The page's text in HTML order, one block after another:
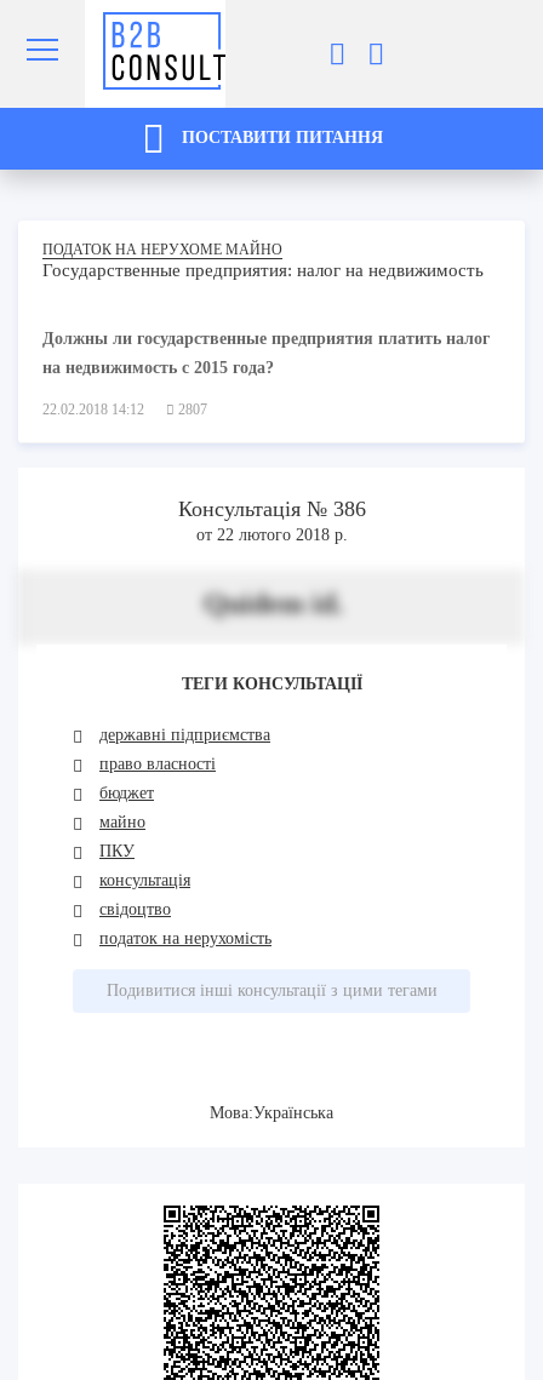
ПОСТАВИТИ ПИТАННЯ
ПОДАТОК НА НЕРУХОМЕ МАЙНО
Государственные предприятия: налог на недвижимость
Должны ли государственные предприятия платить налог
на недвижимость с 2015 года?
22.02.2018 14:12 2807
Консультація № 386
от 22 лютого 2018 р.
Quidem id.
ТЕГИ КОНСУЛЬТАЦІЇ
державні підприємства
право власності
бюджет
майно
ПКУ
консультація
свідоцтво
податок на нерухомість
Подивитися інші консультації з цими тегами
Мова:Українська